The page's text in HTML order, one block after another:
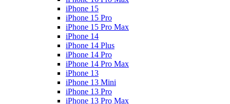
iPhone 15
iPhone 15 Pro
iPhone 15 Pro Max
iPhone 14
iPhone 14 Plus
iPhone 14 Pro
iPhone 14 Pro Max
iPhone 13
iPhone 13 Mini
iPhone 13 Pro
iPhone 13 Pro Max